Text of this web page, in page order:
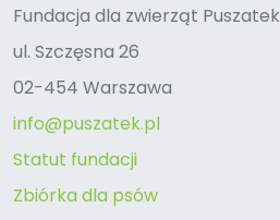
Fundacja dla zwierząt Puszatek
ul. Szczęsna 26
02-454 Warszawa
info@puszatek.pl
Statut fundacji
Zbiórka dla psów